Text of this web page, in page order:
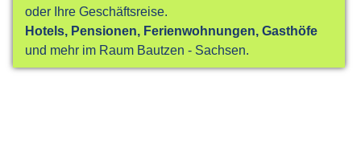
oder Ihre Geschäftsreise.
Hotels, Pensionen, Ferienwohnungen, Gasthöfe
und mehr im Raum Bautzen - Sachsen.